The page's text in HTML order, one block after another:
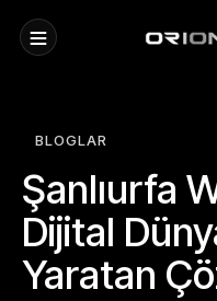
BLOGLAR
Şanlıurfa
Dijital
Yaratan